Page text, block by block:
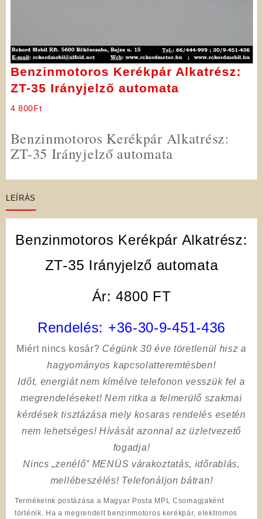
Benzinmotoros Kerékpár Alkatrész:
ZT-35 Irányjelző automata
4 800Ft
Benzinmotoros Kerékpár Alkatrész:
ZT-35 Irányjelző automata
LEÍRÁS
Benzinmotoros Kerékpár Alkatrész:
ZT-35 Irányjelző automata
Ár: 4800 FT
Rendelés: +36-30-9-451-436
Miért nincs kosár? Cégünk 30 éve töretlenül hisz a
hagyományos kapcsolatteremtésben!
Időt, energiát nem kímélvetelefonon vesszük fel a
megrendeléseket! Nem ritka a felmerülő szakmai
kérdések tisztázása mely kosaras rendelés esetén
nem lehetséges! Hívását azonnal az üzletvezető
fogadja!
Nincs „zenélő” MENÜS várakoztatás, időrablás,
mellébeszélés! Telefonáljon bátran!
Termékeink postázása a Magyar Posta MPL Csomagjaként
történik. Ha a megrendelt benzinmotoros kerékpár, elektromos